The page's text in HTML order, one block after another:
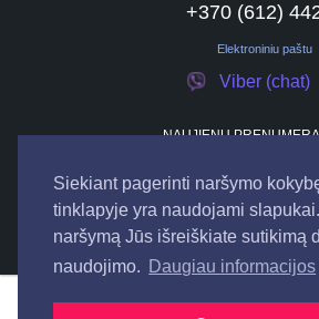
Siekiant pagerinti naršymo
tinklapyje yra naudojami
naršymą Jūs išreiškiate sutikimą
naudojimo. Daugiau informacijos
+370 (612)
Elektroniniu paštu
Viber (chat)
NAUJIENŲ